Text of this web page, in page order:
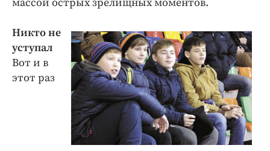
массой острых зрелищных моментов.
Никто не
уступал
Вот и в
этот раз